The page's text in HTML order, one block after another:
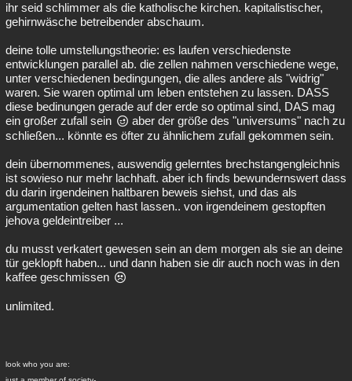
ihr seid schlimmer als die katholische kirchen. kapitalistischer,
gehirnwäsche betreibender abschaum.
deine tolle umstellungstheorie: es laufen verschiedenste
entwicklungen parallel ab. die zellen nahmen verschiedene wege,
unter verschiedenen bedingungen, die alles andere als "widrig"
waren. Sie waren optimal um leben entstehen zu lassen. DASS
diese bedinungen gerade auf der erde so optimal sind, DAS mag
ein großer zufall sein
aber der größe des "universums" nach zu
schließen... könnte es öfter zu ähnlichem zufall gekommen sein.
dein übernommenes, auswendig gelerntes brechstangengleichnis
ist sowieso nur mehr lachhaft. aber ich finds bewundernswert dass
du darin irgendeinen haltbaren beweis siehst, und das als
argumentation gelten hast lassen.. von irgendeinem gestopften
jehova geldeintreiber ...
du musst verkatert gewesen sein an dem morgen als sie an deine
tür geklopft haben... und dann haben sie dir auch noch was in den
kaffee geschmissen
unlimited.
look who you are: